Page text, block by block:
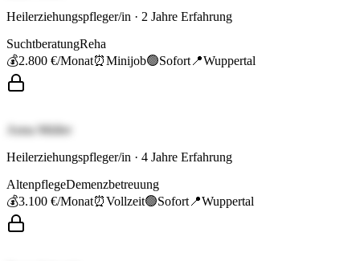
Heilerziehungspfleger/in · 2 Jahre Erfahrung
SuchtberatungReha
💰2.800 €/Monat⏰Minijob🟢Sofort 📍Wuppertal
Anna Müller
Heilerziehungspfleger/in · 4 Jahre Erfahrung
AltenpflegeDemenzbetreuung
💰3.100 €/Monat⏰Vollzeit🟢Sofort 📍Wuppertal